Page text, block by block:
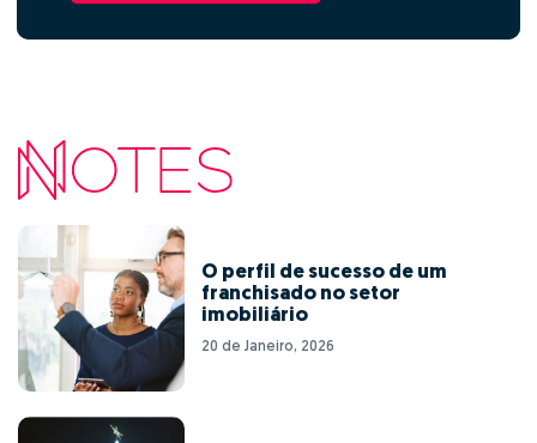
O perfil de sucesso de um
franchisado no setor
imobiliário
20 de Janeiro, 2026